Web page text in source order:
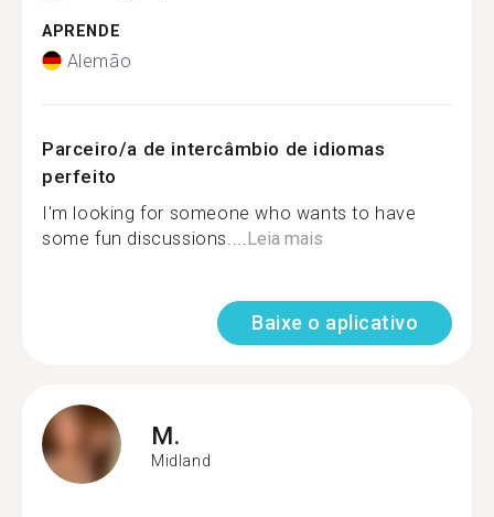
APRENDE
Alemão
Parceiro/a de intercâmbio de idiomas
perfeito
I'm looking for someone who wants to have
some fun discussions.... Leia mais
Baixe o aplicativo
M.
Midland